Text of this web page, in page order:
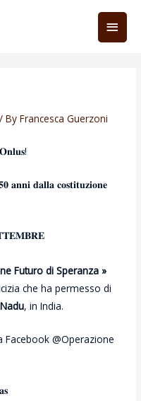
/ ByFrancesca Guerzoni
𝐚𝐧𝐧𝐢 𝐝𝐚𝐥𝐥𝐚 𝐜𝐨𝐬𝐭𝐢𝐭𝐮𝐳𝐢𝐨𝐧𝐞
Futuro di Speranza »
che ha permesso di
, in India.
@Operazione